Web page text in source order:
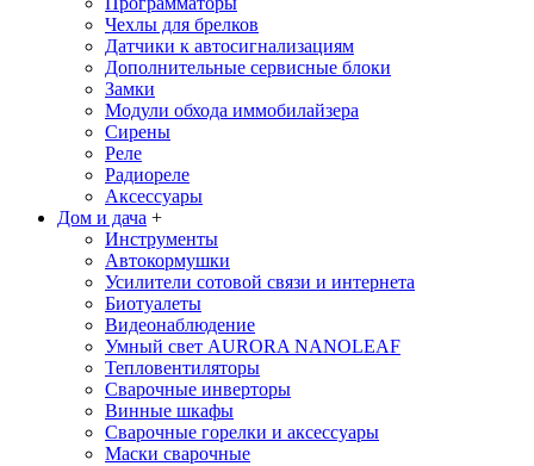
Чехлы для брелков
Датчики к автосигнализациям
Дополнительные сервисные блоки
Замки
Модули обхода иммобилайзера
Сирены
Реле
Радиореле
Аксессуары
Дом и дача +
Инструменты
Автокормушки
Усилители сотовой связи и интернета
Биотуалеты
Видеонаблюдение
Умный свет AURORA NANOLEAF
Тепловентиляторы
Сварочные инверторы
Винные шкафы
Сварочные горелки и аксессуары
Маски сварочные